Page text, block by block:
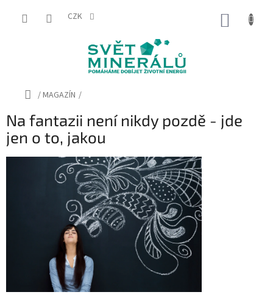
CZK
Domů
/MAGAZÍN /
Na fantazii není nikdy pozdě - jde
jen o to, jakou